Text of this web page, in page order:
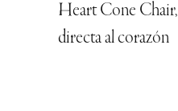
Heart Cone Chair,
directa al corazón